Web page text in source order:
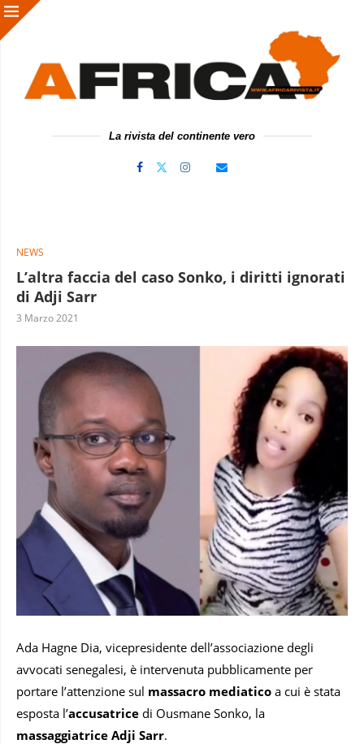
La rivista del continente vero
NEWS
L’altra faccia del caso Sonko, i diritti ignorati
di Adji Sarr
3 Marzo 2021
Ada Hagne Dia, vicepresidente dell’associazione degli
avvocati senegalesi, è intervenuta pubblicamente per
portare l’attenzione sul massacro mediatico a cui è stata
esposta l’accusatrice di Ousmane Sonko, la
massaggiatrice Adji Sarr.